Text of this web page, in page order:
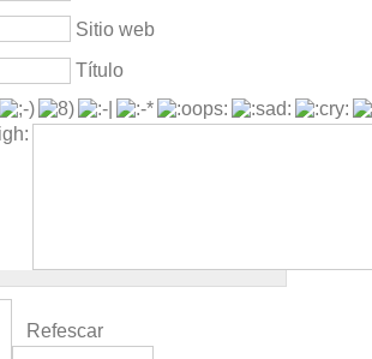
Sitio web
Título
Refescar